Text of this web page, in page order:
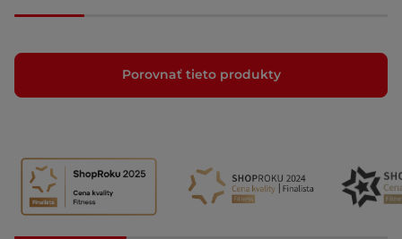
Porovnať tieto produkty